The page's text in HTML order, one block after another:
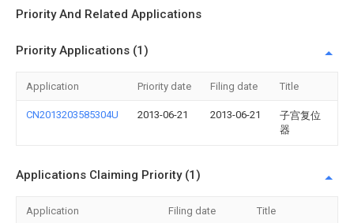
Priority And Related Applications
Priority Applications (1)
Application Priority date Filing date Title
CN2013203585304U 2013-06-21 2013-06-21
子宫复位
器
Applications Claiming Priority (1)
Application Filing date Title